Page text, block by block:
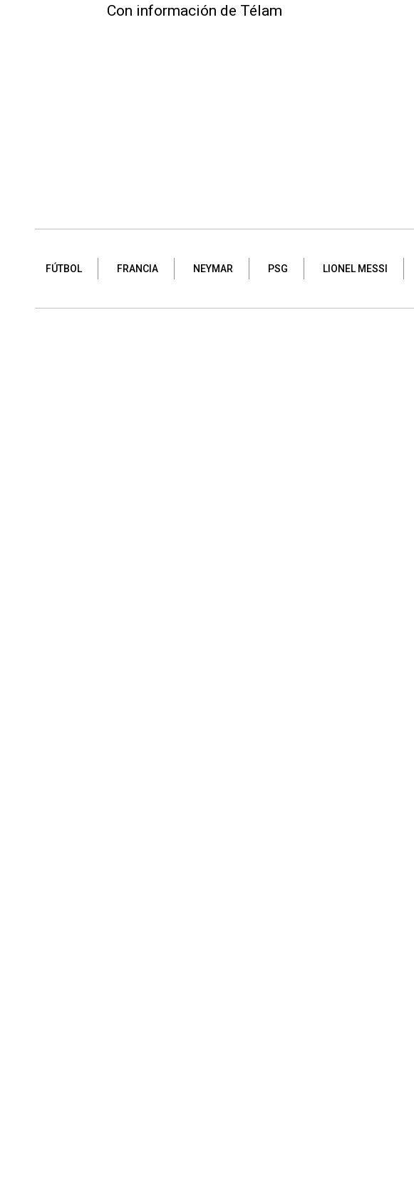
Con información de Télam
FÚTBOL FRANCIA NEYMAR PSG LIONEL MESSI